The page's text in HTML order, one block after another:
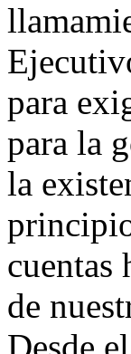
para
para la
la
cuentas
de